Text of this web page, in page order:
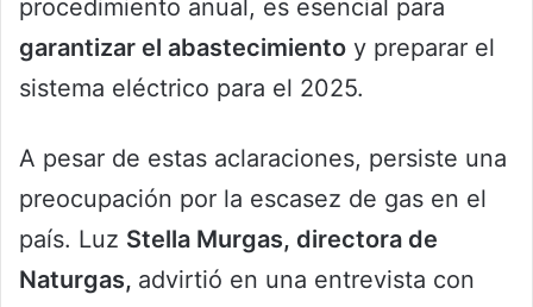
procedimiento anual, es esencial para
garantizar el abastecimiento y preparar el
sistema eléctrico para el 2025.
A pesar de estas aclaraciones, persiste una
preocupación por la escasez de gas en el
país. Luz Stella Murgas, directora de
Naturgas, advirtió en una entrevista con